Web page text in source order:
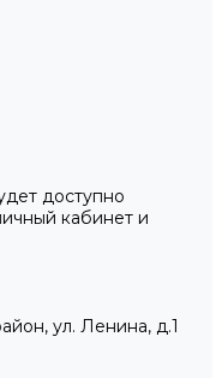
доступно
кабинет и
ул. Ленина, д.1